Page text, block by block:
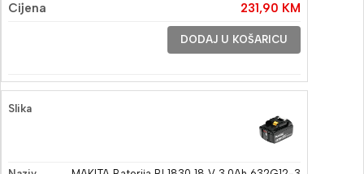
231,90 KM
DODAJ U KOŠARICU